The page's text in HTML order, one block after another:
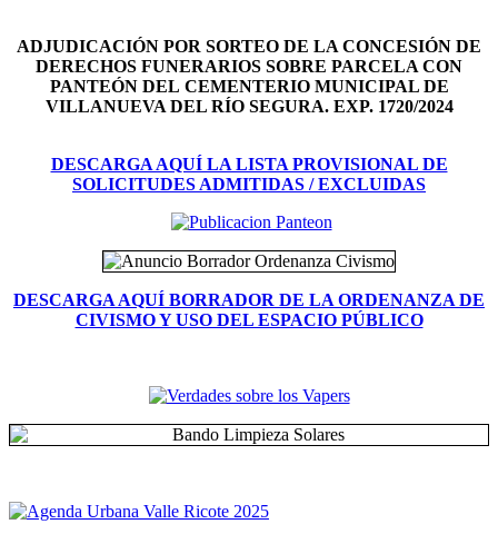
ADJUDICACIÓN POR SORTEO DE LA CONCESIÓN DE
DERECHOS FUNERARIOS SOBRE PARCELA CON
PANTEÓN DEL CEMENTERIO MUNICIPAL DE
VILLANUEVA DEL RÍO SEGURA. EXP. 1720/2024
DESCARGA AQUÍ LA LISTA PROVISIONAL DE
SOLICITUDES ADMITIDAS / EXCLUIDAS
DESCARGA AQUÍ BORRADOR DE LA ORDENANZA DE
CIVISMO Y USO DEL ESPACIO PÚBLICO